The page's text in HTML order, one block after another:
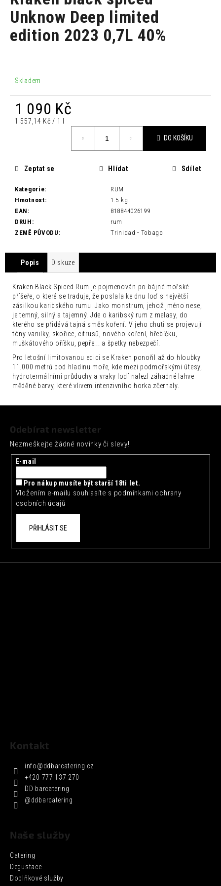
0,0
z
hvězdiček.
Unknow Deep limited
edition 2023 0,7L 40%
Skladem
1 090 Kč
Měrná
1 557,14 Kč / 1 l
DO KOŠÍKU
Kategorie:
RUM
Hmotnost:
1.5 kg
EAN :
818844026199
DRUH :
rum
ZEMĚ PŮVODU : Trinidad - Tobago
Zeptat se Hlídat Sdílet
Popis Diskuze
Kraken Black Spiced Rum je pojmenován po bájné mořské
příšeře, o které se traduje, že poslala ke dnu loď s největší
zásilkou karibského rumu. Jako monstrum, jehož jméno nese,
je temný, silný a tajemný. Jde o karibský rum z melasy, do
kterého se přidává tajná směs koření. V jeho chuti se projevují
tóny vanilky, skořice, citrusů, nového koření, hřebíčku,
muškátového oříšku, pepře... a špetky nebezpečí.
Pro letošní limitovanou edici se Kraken ponořil až do hloubky
11.000 metrů pod hladinu moře, kde mezi podmořskými útesy,
hydrotermálními průduchy a vraky lodí nalezl záhadné lahve
měděné barvy, které vlivem intenzivního horka zčernaly.
a
j
í
?
HLEDAT
D
o
o
u
u
e
ARTISAN
TOKYO
YUZU
TONIC
0,2L
35
Kč
Odebírat newsletter
Nezmeškejte žádné novinky či slevy!
E-mail
Pro nákup musíte být starší 18ti let.
Vložením e-mailu souhlasíte s podmínkami ochrany
osobních údajů
PŘIHLÁSIT SE
Kontakt
info@ddbarcatering.cz
+420 777 137 270
DD barcatering
@ddbarcatering
Naše služby
Catering
Degustace
Doplňkové služby